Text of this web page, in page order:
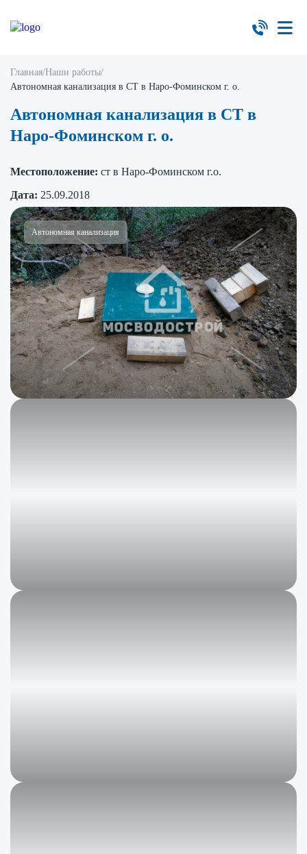
Главная/Наши работы/
Автономная канализация в СТ в Наро-Фоминском г. о.
Автономная канализация в СТ в
Наро-Фоминском г. о.
Местоположение: ст в Наро-Фоминском г.о.
Дата: 25.09.2018
Автономная канализация